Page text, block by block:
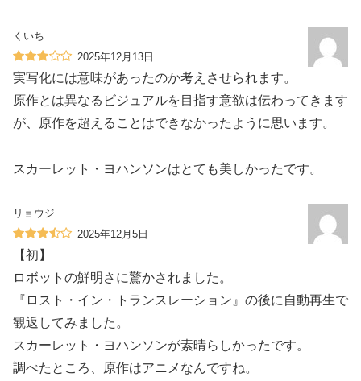
くいち
2025年12月13日
実写化には意味があったのか考えさせられます。
原作とは異なるビジュアルを目指す意欲は伝わってきます
が、原作を超えることはできなかったように思います。
スカーレット・ヨハンソンはとても美しかったです。
リョウジ
2025年12月5日
【初】
ロボットの鮮明さに驚かされました。
『ロスト・イン・トランスレーション』の後に自動再生で
観返してみました。
スカーレット・ヨハンソンが素晴らしかったです。
調べたところ、原作はアニメなんですね。